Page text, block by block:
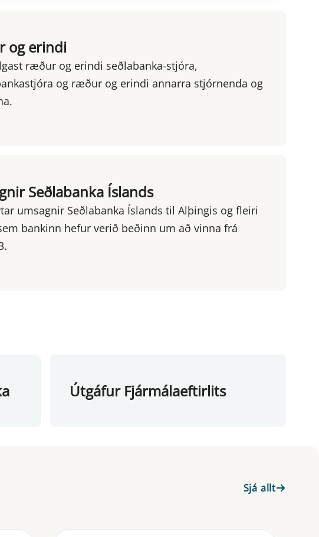
og erindi
ræður og erindi seðlabanka-stjóra,
og ræður og erindi annarra stjórnenda og
Seðlabanka Íslands
umsagnir Seðlabanka Íslands til Alþingis og fleiri
bankinn hefur verið beðinn um að vinna frá
Útgáfur Fjármálaeftirlits
Sjá allt